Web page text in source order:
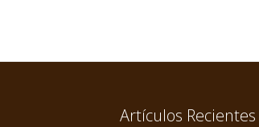
Artículos Recientes